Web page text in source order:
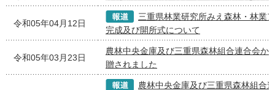
令和05年04月12日
三重県林業研究所みえ森林・林業
完成及び開所式について
令和05年03月23日
農林中央金庫及び三重県森林組合連合会か
贈されました
農林中央金庫及び三重県森林組合